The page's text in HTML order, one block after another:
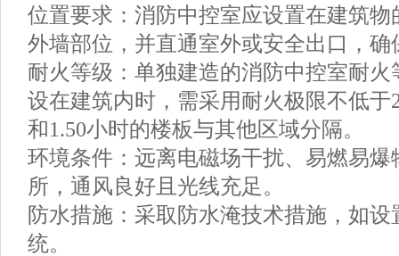
位置要求：消防中控室应设置在建筑
外墙部位，并直通室外或安全出口，确
耐火等级：单独建造的消防中控室耐
设在建筑内时，需采用耐火极限不低于
和1.50小时的楼板与其他区域分隔。
环境条件：远离电磁场干扰、易燃易
所，通风良好且光线充足。
防水措施：采取防水淹技术措施，如
统。